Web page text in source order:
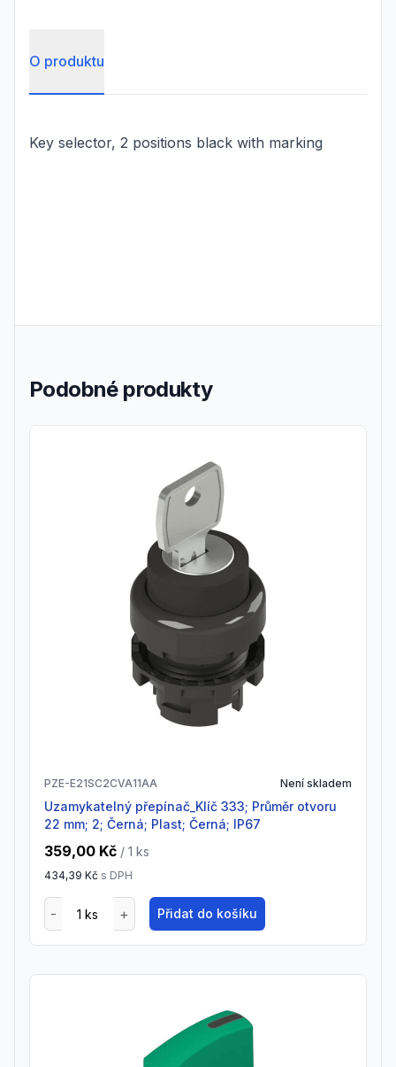
O produktu
Key selector, 2 positions black with marking
Podobné produkty
PZE-E21SC2CVA11AA Není skladem
Uzamykatelný přepínač_Klíč 333; Průměr otvoru
22 mm; 2; Černá; Plast; Černá; IP67
359,00 Kč / 1 ks
434,39 Kč s DPH
Přidat do košíku